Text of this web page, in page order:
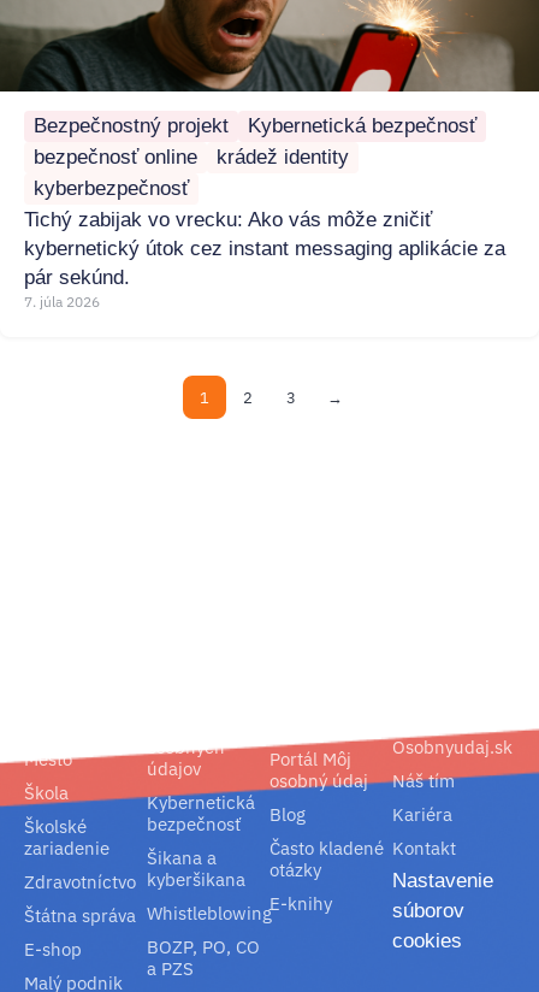
Bezpečnostný projekt
Kybernetická bezpečnosť
bezpečnosť online
krádež identity
kyberbezpečnosť
Tichý zabijak vo vrecku: Ako vás môže zničiť
kybernetický útok cez instant messaging aplikácie za
pár sekúnd.
7. júla 2026
1 2 3 →
Mesto
Škola
Školské
zariadenie
Zdravotníctvo
Štátna správa
E-shop
Malý podnik
osobných
údajov
Kybernetická
bezpečnosť
Šikana a
kyberšikana
Whistleblowing
BOZP, PO, CO
a PZS
Portál Môj
osobný údaj
Blog
Často kladené
otázky
E-knihy
Osobnyudaj.sk
Náš tím
Kariéra
Kontakt
Nastavenie
súborov
cookies